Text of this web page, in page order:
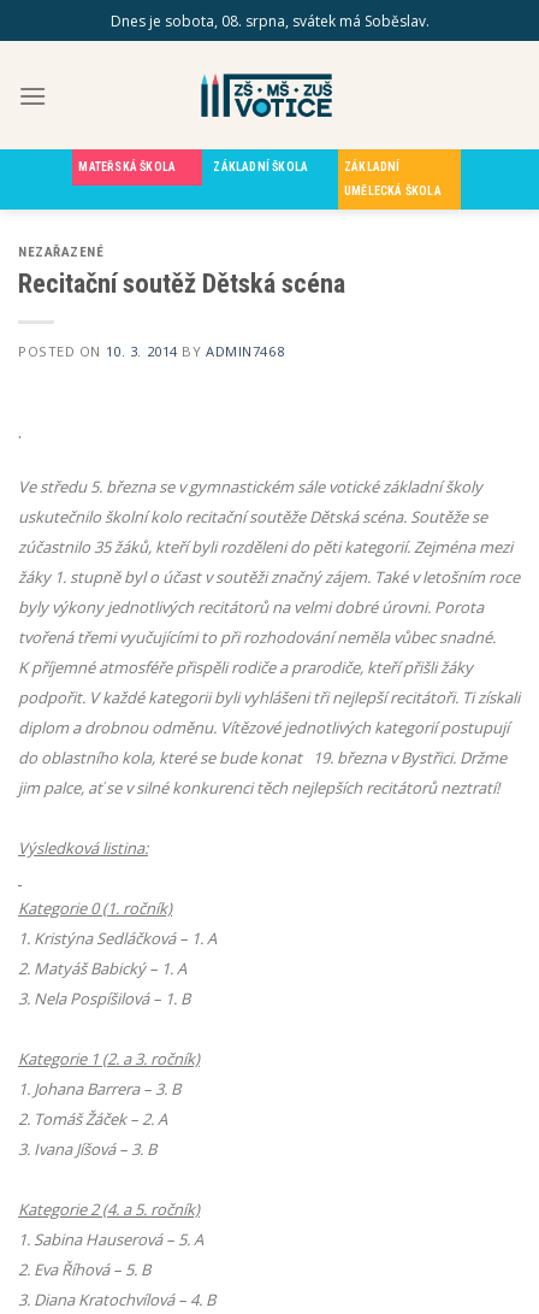
to
Dnes je sobota, 08. srpna, svátek má Soběslav.
MATEŘSKÁ ŠKOLA ZÁKLADNÍ ŠKOLA
ZÁKLADNÍ
UMĚLECKÁ ŠKOLA
NEZAŘAZENÉ
Recitační soutěž Dětská scéna
POSTED ON 10. 3. 2014BYADMIN7468
.
Ve středu 5. března se v gymnastickém sále votické základní školy
uskutečnilo školní kolo recitační soutěže Dětská scéna. Soutěže se
zúčastnilo 35 žáků, kteří byli rozděleni do pěti kategorií. Zejména mezi
žáky 1. stupně byl o účast v soutěži značný zájem. Také v letošním roce
byly výkony jednotlivých recitátorů na velmi dobré úrovni. Porota
tvořená třemi vyučujícími to při rozhodování neměla vůbec snadné.
K příjemné atmosféře přispěli rodiče a prarodiče, kteří přišli žáky
podpořit. V každé kategorii byli vyhlášeni tři nejlepší recitátoři. Ti získali
diplom a drobnou odměnu. Vítězové jednotlivých kategorií postupují
do oblastního kola, které se bude konat 19. března v Bystřici. Držme
jim palce, ať se v silné konkurenci těch nejlepších recitátorů neztratí!
Výsledková listina:
Kategorie 0 (1. ročník)
1. Kristýna Sedláčková – 1. A
2. Matyáš Babický – 1. A
3. Nela Pospíšilová – 1. B
Kategorie 1 (2. a 3. ročník)
1. Johana Barrera – 3. B
2. Tomáš Žáček – 2. A
3. Ivana Jíšová – 3. B
Kategorie 2 (4. a 5. ročník)
1. Sabina Hauserová – 5. A
2. Eva Říhová – 5. B
3. Diana Kratochvílová – 4. B